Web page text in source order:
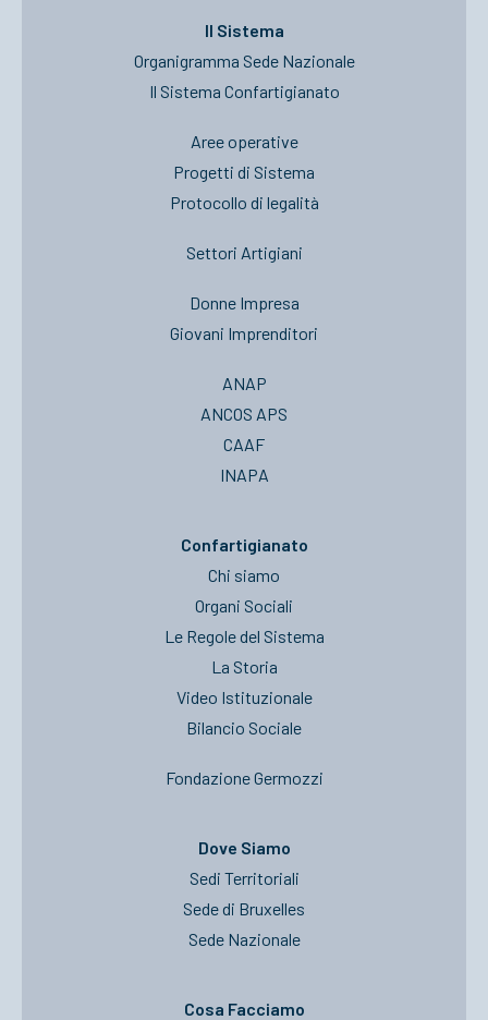
Il Sistema
Organigramma Sede Nazionale
Il Sistema Confartigianato
Aree operative
Progetti di Sistema
Protocollo di legalità
Settori Artigiani
Donne Impresa
Giovani Imprenditori
ANAP
ANCOS APS
CAAF
INAPA
Confartigianato
Chi siamo
Organi Sociali
Le Regole del Sistema
La Storia
Video Istituzionale
Bilancio Sociale
Fondazione Germozzi
Dove Siamo
Sedi Territoriali
Sede di Bruxelles
Sede Nazionale
Cosa Facciamo